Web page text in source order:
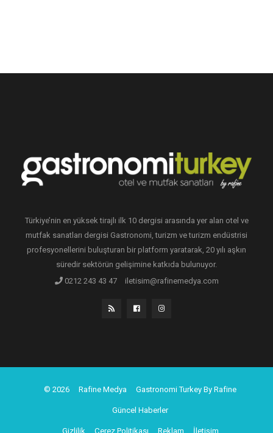
Türkiye’nin en yüksek tirajlı ilk 10 dergisi arasında yer alan otel ve
mutfak sanatları dergisi Gastronomi, turizm ve turizm endüstrisi
profesyonellerini buluşturan bir platform yaratarak, 20 yılı aşkın
süredir sektörün gelişimine katkıda bulunuyor.
0212 243 43 47
iletisim@rafinemedya.com
© 2026 Rafine Medya Gastronomi Turkey By Rafine
Güncel Haberler
Gizlilik Çerez Politikası Reklam İletişim